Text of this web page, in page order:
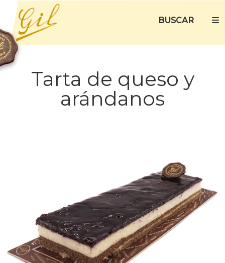
BUSCAR
Tarta de queso y
arándanos